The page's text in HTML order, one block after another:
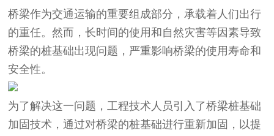
桥梁作为交通运输的重要组成部分，承载着人们出行
的重任。然而，长时间的使用和自然灾害等因素导致
桥梁的桩基础出现问题，严重影响桥梁的使用寿命和
安全性。
为了解决这一问题，工程技术人员引入了桥梁桩基础
加固技术，通过对桥梁的桩基础进行重新加固，以提